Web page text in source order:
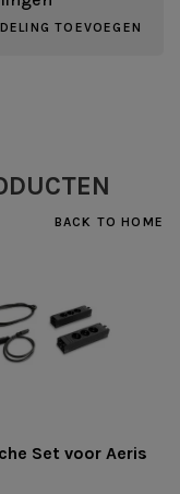
TOEVOEGEN
BACK TO HOME
Set voor Aeris